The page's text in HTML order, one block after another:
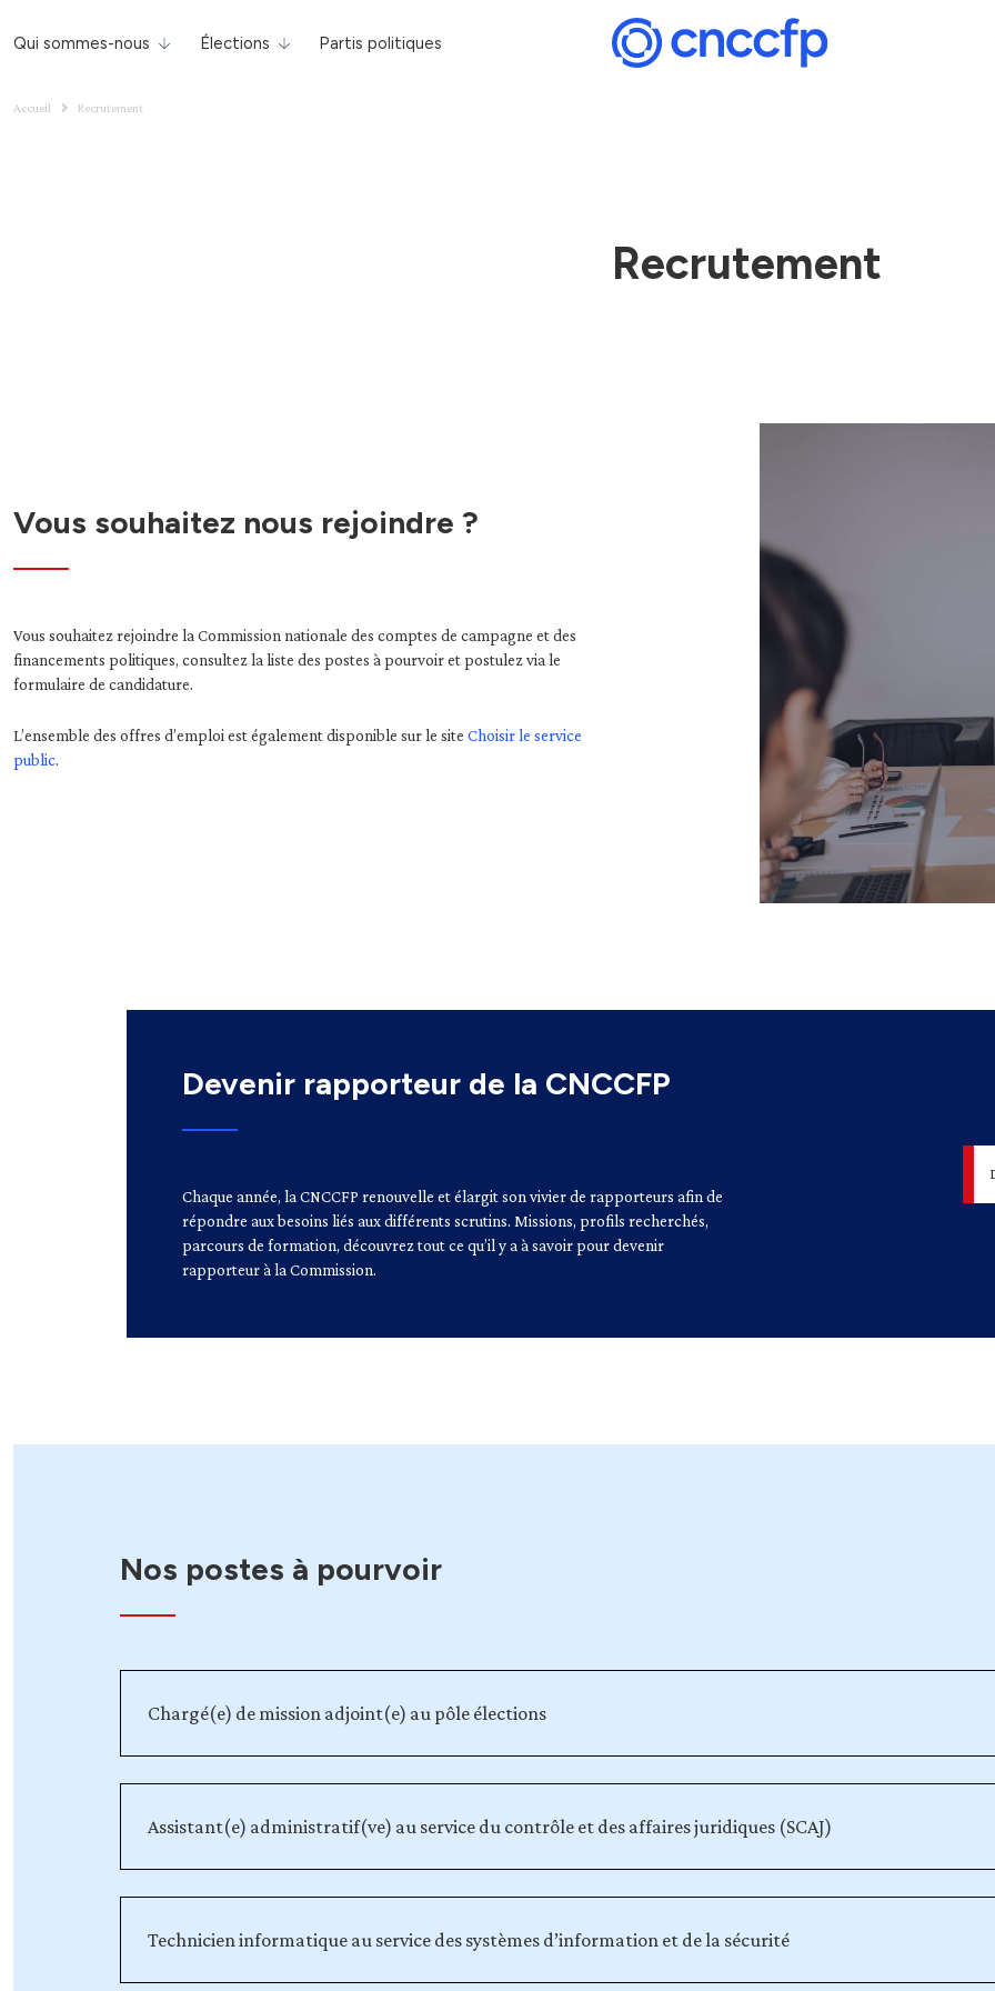
Qui sommes-nous Élections Partis politiques
Accueil Recrutement
Recrutement
Vous souhaitez nous rejoindre ?
Vous souhaitez rejoindre la Commission nationale des comptes de campagne et des
financements politiques, consultez la liste des postes à pourvoir et postulez via le
formulaire de candidature.
L’ensemble des offres d’emploi est également disponible sur le site Choisir le service
public.
Devenir rapporteur de la CNCCFP
Chaque année, la CNCCFP renouvelle et élargit son vivier de rapporteurs afin de
répondre aux besoins liés aux différents scrutins. Missions, profils recherchés,
parcours de formation, découvrez tout ce qu’il y a à savoir pour devenir
rapporteur à la Commission.
Nos postes à pourvoir
Chargé(e) de mission adjoint(e) au pôle élections
Assistant(e) administratif(ve) au service du contrôle et des affaires juridiques (SCAJ)
Technicien informatique au service des systèmes d’information et de la sécurité